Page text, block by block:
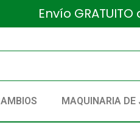
Envío
MAQUINARIA DE